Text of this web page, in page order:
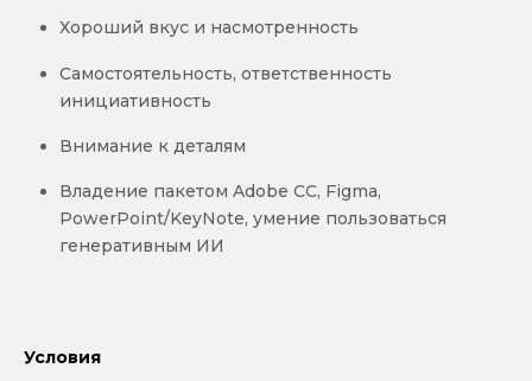
Хороший вкус и насмотренность
Самостоятельность, ответственность
инициативность
Внимание к деталям
Владение пакетом Adobe CC, Figma,
PowerPoint/KeyNote, умение пользоваться
генеративным ИИ
Условия